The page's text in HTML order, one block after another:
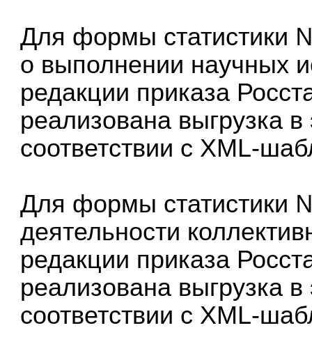
Для формы статистики
о выполнении научных
редакции приказа
реализована выгрузка
соответствии с XML-
Для формы статистики
деятельности
редакции приказа
реализована выгрузка
соответствии с XML-